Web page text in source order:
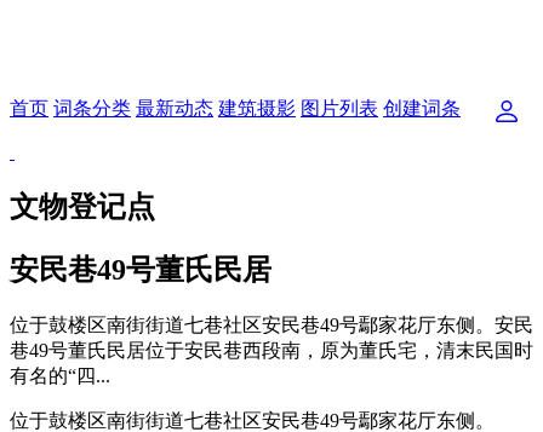
首页 词条分类 最新动态 建筑摄影 图片列表 创建词条
文物登记点
安民巷49号董氏民居
位于鼓楼区南街街道七巷社区安民巷49号鄢家花厅东侧。安民
巷49号董氏民居位于安民巷西段南，原为董氏宅，清末民国时
有名的“四...
位于鼓楼区南街街道七巷社区安民巷49号鄢家花厅东侧。